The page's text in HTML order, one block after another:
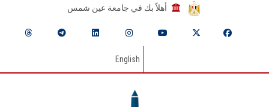
أهلاً بك في جامعة عين شمس
English